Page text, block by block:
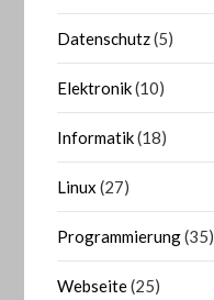
Datenschutz(5)
Elektronik(10)
Informatik(18)
Linux (27)
Programmierung(35)
Webseite(25)